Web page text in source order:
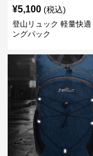
¥5,100 (税込)
登山リュック 軽量快適
ングパック